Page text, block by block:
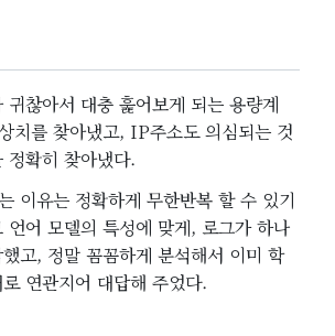
귀찮아서 대충 훑어보게 되는 용량계
치를 찾아냈고, IP주소도 의심되는 것
정확히 찾아냈다.
이유는 정확하게 무한반복 할 수 있기
언어 모델의 특성에 맞게, 로그가 하나
고, 정말 꼼꼼하게 분석해서 이미 학
연관지어 대답해 주었다.